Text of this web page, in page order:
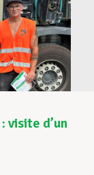
visite d’un